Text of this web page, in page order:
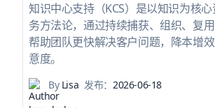
知识中心支持（KCS）是以知识为核
务方法论，通过持续捕获、组织、复用
帮助团队更快解决客户问题，降本增
意度。
ByLisa 发布：2026-06-18